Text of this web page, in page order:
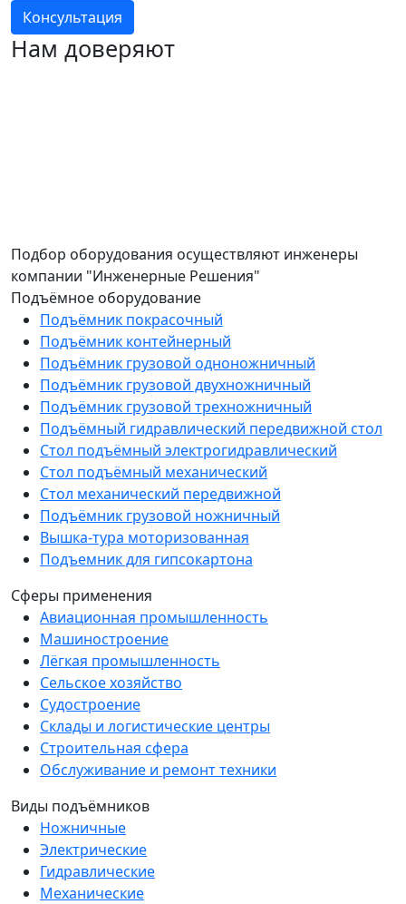
Консультация
Нам доверяют
Подбор оборудования осуществляют инженеры
компании "Инженерные Решения"
Подъёмное оборудование
Подъёмник покрасочный
Подъёмник контейнерный
Подъёмник грузовой одноножничный
Подъёмник грузовой двухножничный
Подъёмник грузовой трехножничный
Подъёмный гидравлический передвижной стол
Стол подъёмный электрогидравлический
Стол подъёмный механический
Стол механический передвижной
Подъёмник грузовой ножничный
Вышка-тура моторизованная
Подъемник для гипсокартона
Сферы применения
Авиационная промышленность
Машиностроение
Лёгкая промышленность
Сельское хозяйство
Судостроение
Склады и логистические центры
Строительная сфера
Обслуживание и ремонт техники
Виды подъёмников
Ножничные
Электрические
Гидравлические
Механические